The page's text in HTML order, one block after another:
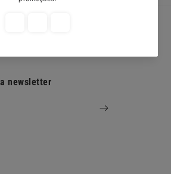
newsletter